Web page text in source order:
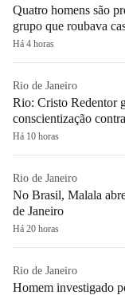
Quatro homens são
grupo que roubava
Há 4 horas
Rio de Janeiro
Rio: Cristo Redentor
conscientização
Há 10 horas
Rio de Janeiro
No Brasil, Malala
de Janeiro
Há 20 horas
Rio de Janeiro
Homem investigado